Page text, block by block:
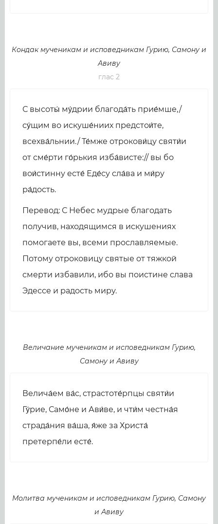
Кондак мученикам и исповедникам Гуpию, Самону и
Авиву
глас 2
С высоты́ му́дрии благода́ть прие́мше,/
су́щим во искуше́ниих предстои́те,
всехва́льнии./ Те́мже отрокови́цу святи́и
от сме́рти го́рькия изба́висте:// вы бо
вои́стинну есте́ Еде́су сла́ва и ми́ру
ра́дость.
Перевод: С Небес мудрые благодать
получив, находящимся в искушениях
помогаете вы, всеми прославляемые.
Потому отроковицу святые от тяжкой
смерти избавили, ибо вы поистине слава
Эдессе и радость миру.
Величание мученикам и исповедникам Гуpию,
Самону и Авиву
Велича́ем ва́с, страстоте́рпцы святи́и
Гу́рие, Само́не и Ави́ве, и чти́м честна́я
страда́ния ва́ша, я́же за Христа́
претерпе́ли есте́.
Молитва мученикам и исповедникам Гуpию, Самону
и Авиву